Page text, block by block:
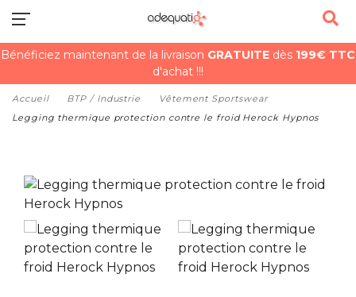
Bénéficiez maintenant de la livraison GRATUITE dès 199€ TTC
d'achat !!!
Accueil BTP / Industrie
Vêtement Sportswear
Legging thermique protection contre le froid Herock Hypnos